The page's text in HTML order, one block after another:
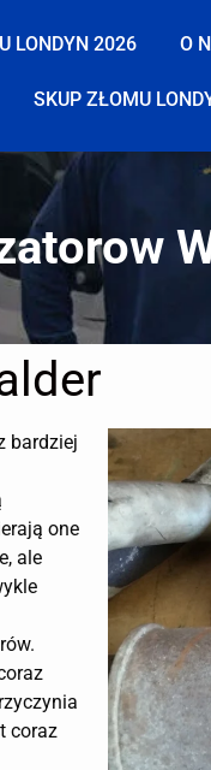
LONDYN 2026 O
SKUP ZŁOMU
bardziej
one
ale
coraz